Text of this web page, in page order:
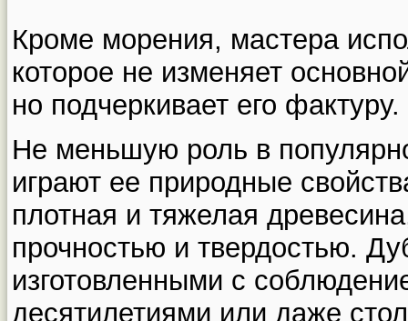
Кроме морения, мастера
которое не изменяет
но подчеркивает его фактуру.
Не меньшую роль в
играют ее природные
плотная и тяжелая
прочностью и твердостью.
изготовленными с
десятилетиями или даже